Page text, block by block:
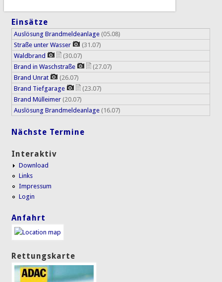
Einsätze
Auslösung Brandmeldeanlage (05.08)
Straße unter Wasser
(31.07)
Waldbrand
(30.07)
Brand in Waschstraße
(27.07)
Brand Unrat
(26.07)
Brand Tiefgarage
(23.07)
Brand Mülleimer (20.07)
Auslösung Brandmeldeanlage (16.07)
Nächste Termine
Interaktiv
Download
Links
Impressum
Login
Anfahrt
Rettungskarte